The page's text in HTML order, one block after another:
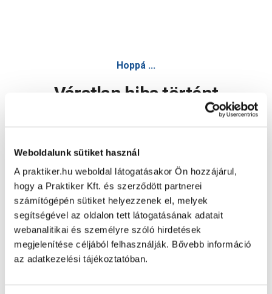
Weboldalunk sütiket használ
A praktiker.hu weboldal látogatásakor Ön hozzájárul,
hogy a Praktiker Kft. és szerződött partnerei
számítógépén sütiket helyezzenek el, melyek
segítségével az oldalon tett látogatásának adatait
webanalitikai és személyre szóló hirdetések
megjelenítése céljából felhasználják. Bővebb információ
az adatkezelési tájékoztatóban.
Hoppá ...
Váratlan hiba történt
Oldal újratöltése